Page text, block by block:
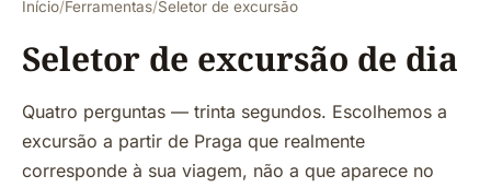
Início/Ferramentas/Seletor de excursão
Seletor de excursão de dia
Quatro perguntas — trinta segundos. Escolhemos a
excursão a partir de Praga que realmente
corresponde à sua viagem, não a que aparece no